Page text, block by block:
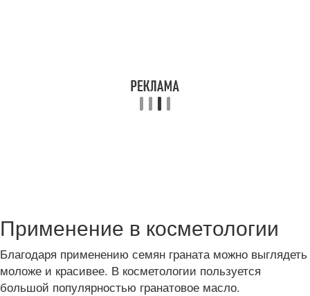
Применение в косметологии
Благодаря применению семян граната можно выглядеть
моложе и красивее. В косметологии пользуется
большой популярностью гранатовое масло.